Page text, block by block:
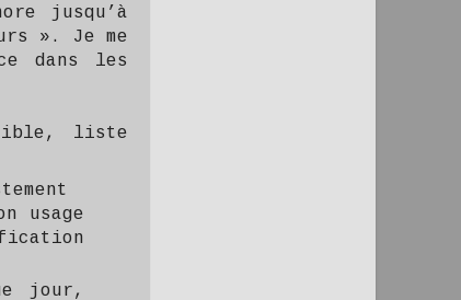
jusqu’à
». Je me
dans les
liste
usage
jour,